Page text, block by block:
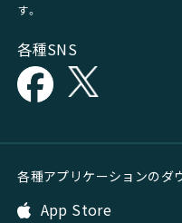
す。
各種SNS
各種アプリケーションのダ
App Store